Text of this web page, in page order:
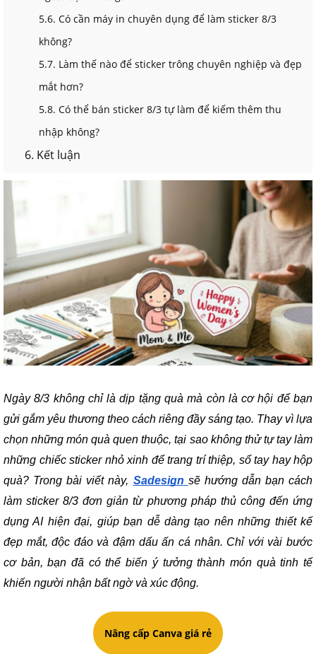
5.6. Có cần máy in chuyên dụng để làm sticker 8/3
không?
5.7. Làm thế nào để sticker trông chuyên nghiệp và đẹp
mắt hơn?
5.8. Có thể bán sticker 8/3 tự làm để kiếm thêm thu
nhập không?
6. Kết luận
Ngày 8/3 không chỉ là dịp tặng quà mà còn là cơ hội để bạn
gửi gắm yêu thương theo cách riêng đầy sáng tạo. Thay vì lựa
chọn những món quà quen thuộc, tại sao không thử tự tay làm
những chiếc sticker nhỏ xinh để trang trí thiệp, sổ tay hay hộp
quà? Trong bài viết này, Sadesign sẽ hướng dẫn bạn cách
làm sticker 8/3 đơn giản từ phương pháp thủ công đến ứng
dụng AI hiện đại, giúp bạn dễ dàng tạo nên những thiết kế
đẹp mắt, độc đáo và đậm dấu ấn cá nhân. Chỉ với vài bước
cơ bản, bạn đã có thể biến ý tưởng thành món quà tinh tế
khiến người nhận bất ngờ và xúc động.
Nâng cấp Canva giá rẻ